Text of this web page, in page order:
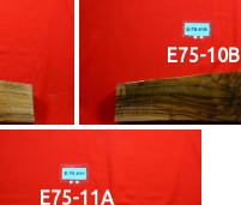
E75-10B
E75-11A